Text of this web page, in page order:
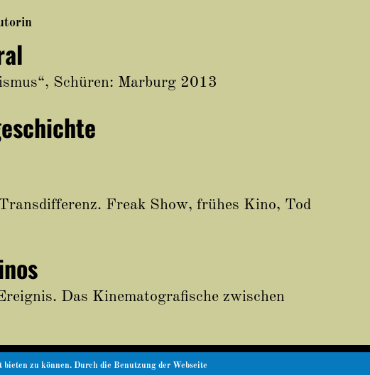
Schüren: Marburg 2013
Freak Show, frühes Kino, Tod
Das Kinematografische zwischen
zu können. Durch die Benutzung der Webseite